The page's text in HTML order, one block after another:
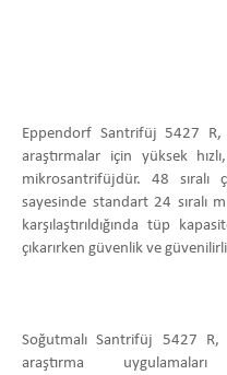
Eppendorf Santrifüj 5427 R,
araştırmalar için yüksek
mikrosantrifüjdür. 48 sıralı
sayesinde standart 24 sıralı
karşılaştırıldığında tüp
çıkarırken güvenlik ve
Soğutmalı Santrifüj 5427
araştırma uygulamaları